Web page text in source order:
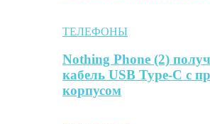
ТЕЛЕФОНЫ
Nothing Phone (2)
кабель USB Type-C с
корпусом